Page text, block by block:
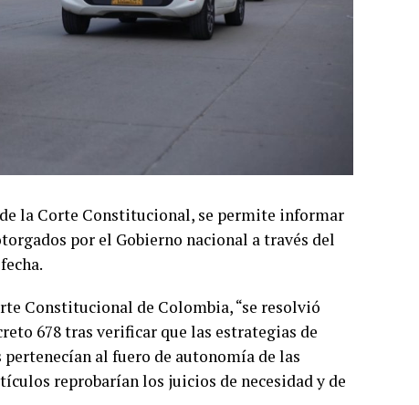
la Corte Constitucional, se permite informar
por el Gobierno nacional a través del
Constitucional de Colombia, “se resolvió
678 tras verificar que las estrategias de
al fuero de autonomía de las
reprobarían los juicios de necesidad y de